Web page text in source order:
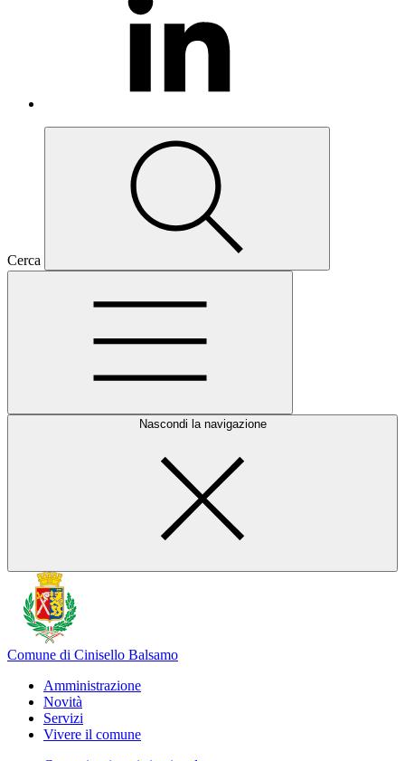
Cerca
Nascondi la navigazione
Comune di Cinisello Balsamo
Amministrazione
Novità
Servizi
Vivere il comune